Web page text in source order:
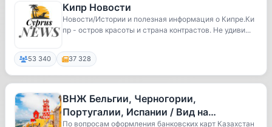
Кипр Новости ️
Новости/Истории и полезная информация о Кипре.Ки
пр - остров красоты и страна контрастов. Не удиви...
53 340 37 328
ВНЖ Бельгии, Черногории,
Португалии, Испании / Вид на
По вопросам оформления банковских карт Казахстан